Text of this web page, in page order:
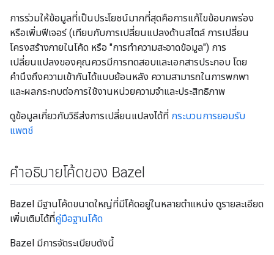
การร่วมให้ข้อมูลที่เป็นประโยชน์มากที่สุดคือการแก้ไขข้อบกพร่อง
หรือเพิ่มฟีเจอร์ (เทียบกับการเปลี่ยนแปลงด้านสไตล์ การเปลี่ยน
โครงสร้างภายในโค้ด หรือ "การทำความสะอาดข้อมูล") การ
เปลี่ยนแปลงของคุณควรมีการทดสอบและเอกสารประกอบ โดย
คำนึงถึงความเข้ากันได้แบบย้อนหลัง ความสามารถในการพกพา
และผลกระทบต่อการใช้งานหน่วยความจำและประสิทธิภาพ
ดูข้อมูลเกี่ยวกับวิธีส่งการเปลี่ยนแปลงได้ที่ กระบวนการยอมรับ
แพตช์
คำอธิบายโค้ดของ Bazel
Bazel มีฐานโค้ดขนาดใหญ่ที่มีโค้ดอยู่ในหลายตำแหน่ง ดูรายละเอียด
เพิ่มเติมได้ที่คู่มือฐานโค้ด
Bazel มีการจัดระเบียบดังนี้